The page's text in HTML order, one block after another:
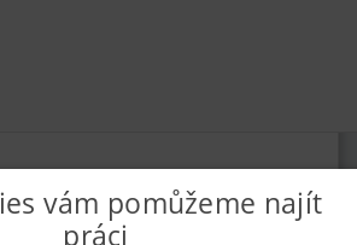
| Nabídka práce - zaměstnání
vám pomůžeme najít
práci